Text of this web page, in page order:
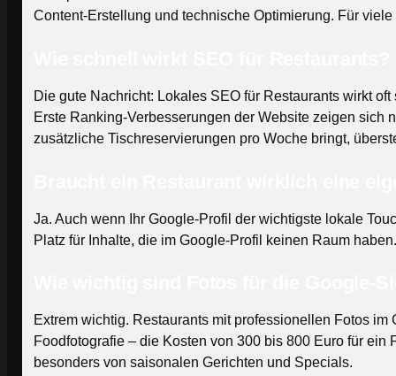
Content-Erstellung und technische Optimierung. Für
Die gute Nachricht: Lokales SEO für Restaurants wirkt
Erste Ranking-Verbesserungen der Website zeigen sich
zusätzliche Tischreservierungen pro Woche bringt,
Ja. Auch wenn Ihr Google-Profil der wichtigste lokale
Platz für Inhalte, die im Google-Profil keinen Raum
Extrem wichtig. Restaurants mit professionellen Fotos
Foodfotografie – die Kosten von 300 bis 800 Euro für
besonders von saisonalen Gerichten und Specials.